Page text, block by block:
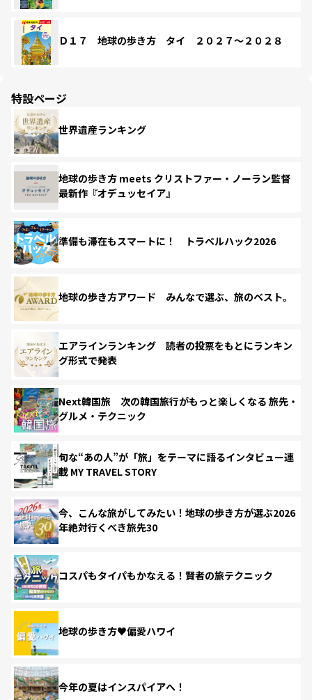
Ｄ１７ 地球の歩き方 タイ ２０２７～２０２８
特設ページ
世界遺産ランキング
地球の歩き方 meets クリストファー・ノーラン監督
最新作『オデュッセイア』
準備も滞在もスマートに！ トラベルハック2026
地球の歩き方アワード みんなで選ぶ、旅のベスト。
エアラインランキング 読者の投票をもとにランキン
グ形式で発表
Next韓国旅 次の韓国旅行がもっと楽しくなる 旅先・
グルメ・テクニック
旬な“あの人”が「旅」をテーマに語るインタビュー連
載 MY TRAVEL STORY
今、こんな旅がしてみたい！地球の歩き方が選ぶ2026
年絶対行くべき旅先30
コスパもタイパもかなえる！賢者の旅テクニック
地球の歩き方♥偏愛ハワイ
今年の夏はインスパイアへ！